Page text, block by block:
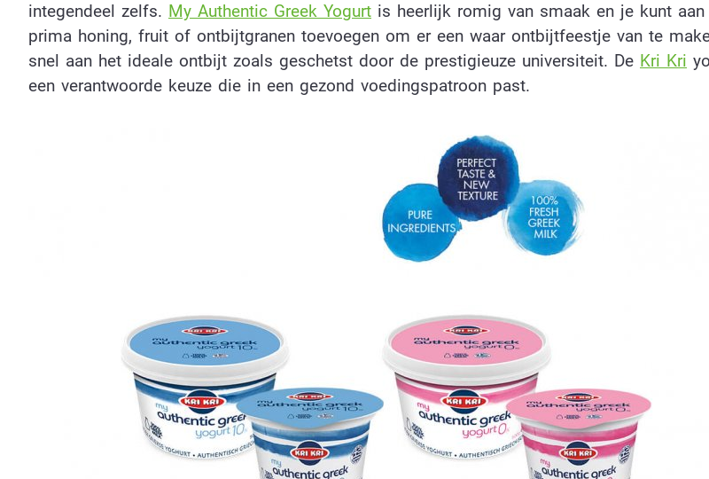
integendeel zelfs. My Authentic Greek Yogurt is heerlijk romig van smaak en je kunt
prima honing, fruit of ontbijtgranen toevoegen om er een waar ontbijtfeestje van te
snel aan het ideale ontbijt zoals geschetst door de prestigieuze universiteit. De Kri Kri
een verantwoorde keuze die in een gezond voedingspatroon past.